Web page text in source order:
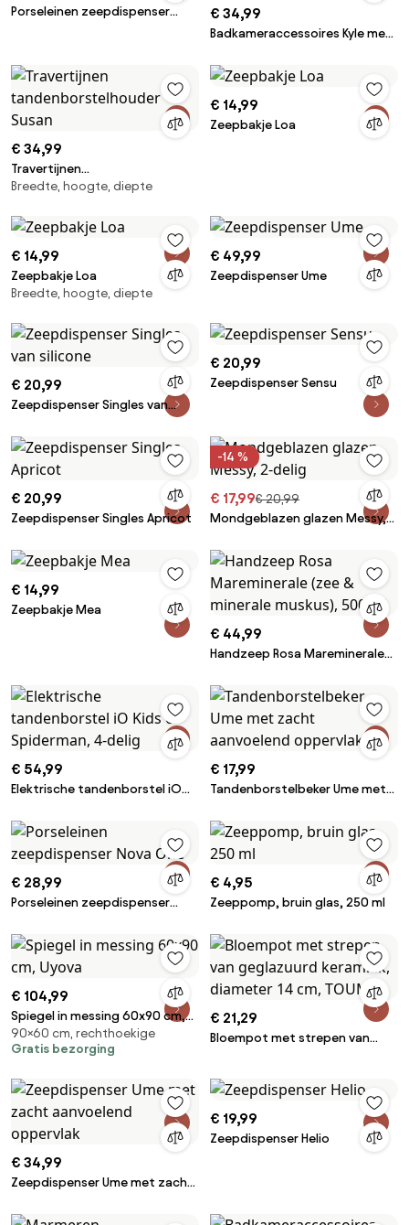
Porseleinen zeepdispenser
€ 34,99
Badkameraccessoires Kyle met
€ 34,99
Travertijnen
tandenborstelhouder Susan
Breedte, hoogte, diepte
€ 14,99
Zeepbakje Loa
€ 14,99
Zeepbakje Loa
Breedte, hoogte, diepte
€ 49,99
Zeepdispenser Ume
€ 20,99
Zeepdispenser Singles van
€ 20,99
Zeepdispenser Sensu
€ 20,99
Zeepdispenser Singles Apricot
-14 %
€ 17,99€ 20,99
Mondgeblazen glazen Messy,
€ 14,99
Zeepbakje Mea
€ 44,99
Handzeep Rosa Mareminerale
ml
€ 54,99
Elektrische tandenborstel iO
€ 17,99
Tandenborstelbeker Ume met
€ 28,99
Porseleinen zeepdispenser
€ 4,95
Zeeppomp, bruin glas, 250 ml
€ 104,99
Spiegel in messing 60x90 cm,
Uyova
90×60 cm, rechthoekige
Gratis bezorging
€ 21,29
Bloempot met strepen van
€ 34,99
Zeepdispenser Ume met zacht
€ 19,99
Zeepdispenser Helio